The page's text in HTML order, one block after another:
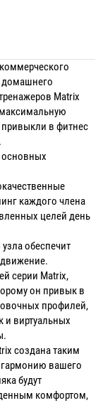
домашнего
Matrix
максимальную
в фитнес
основных
каждого члена
целей день
обеспечит
серии Matrix,
он привык в
профилей,
и виртуальных
создана таким
гармонию вашего
будут
комфортом,